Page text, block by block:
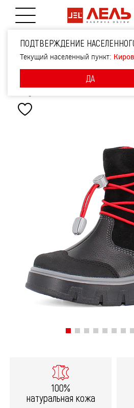
Открытие меню
ПОДТВЕРЖДЕНИЕ
Текущий населенный пункт: Киров
ДА
Сапожки
артикул 2104,
черный
100%
натуральная кожа